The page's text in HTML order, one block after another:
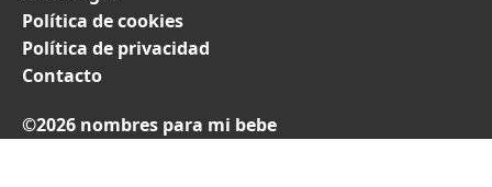
Política de cookies
Política de privacidad
Contacto
©2026 nombres para mi bebe